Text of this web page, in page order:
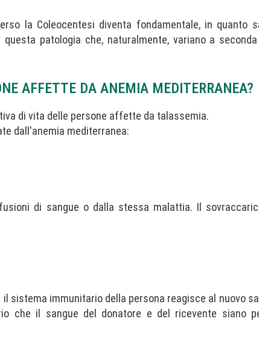
la Coleocentesi diventa fondamentale, in quanto
patologia che, naturalmente, variano a
AFFETTE DA ANEMIA MEDITERRANEA?
di vita delle persone affette da talassemia.
dall'anemia mediterranea:
di sangue o dalla stessa malattia. Il
sistema immunitario della persona reagisce al nuovo
che il sangue del donatore e del ricevente siano